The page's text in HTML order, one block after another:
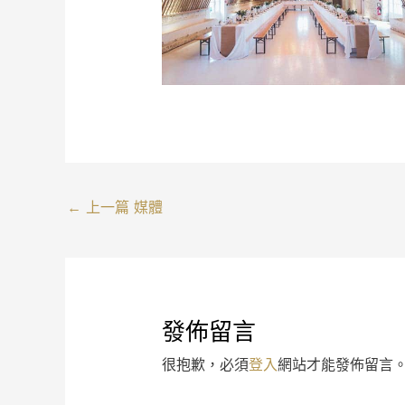
← 上一篇 媒體
發佈留言
很抱歉，必須登入網站才能發佈留言